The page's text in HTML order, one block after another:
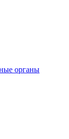
органы